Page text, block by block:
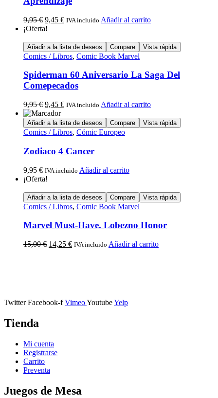
9,95€ 9,45 € IVA incluido Añadir al carrito
¡Oferta!
Añadir a la lista de deseos Compare Vista rápida
Comics / Libros, Comic Book Marvel
Spiderman 60 Aniversario La Saga Del
Comepecados
9,95€ 9,45 € IVA incluido Añadir al carrito
Añadir a la lista de deseos Compare Vista rápida
Comics / Libros, Cómic Europeo
Zodiaco 4 Cancer
9,95 € IVA incluido Añadir al carrito
¡Oferta!
Añadir a la lista de deseos Compare Vista rápida
Comics / Libros, Comic Book Marvel
Marvel Must-Have. Lobezno Honor
15,00€ 14,25 € IVA incluido Añadir al carrito
Twitter Facebook-f VimeoYoutubeYelp
Tienda
Mi cuenta
Registrarse
Carrito
Preventa
Juegos de Mesa